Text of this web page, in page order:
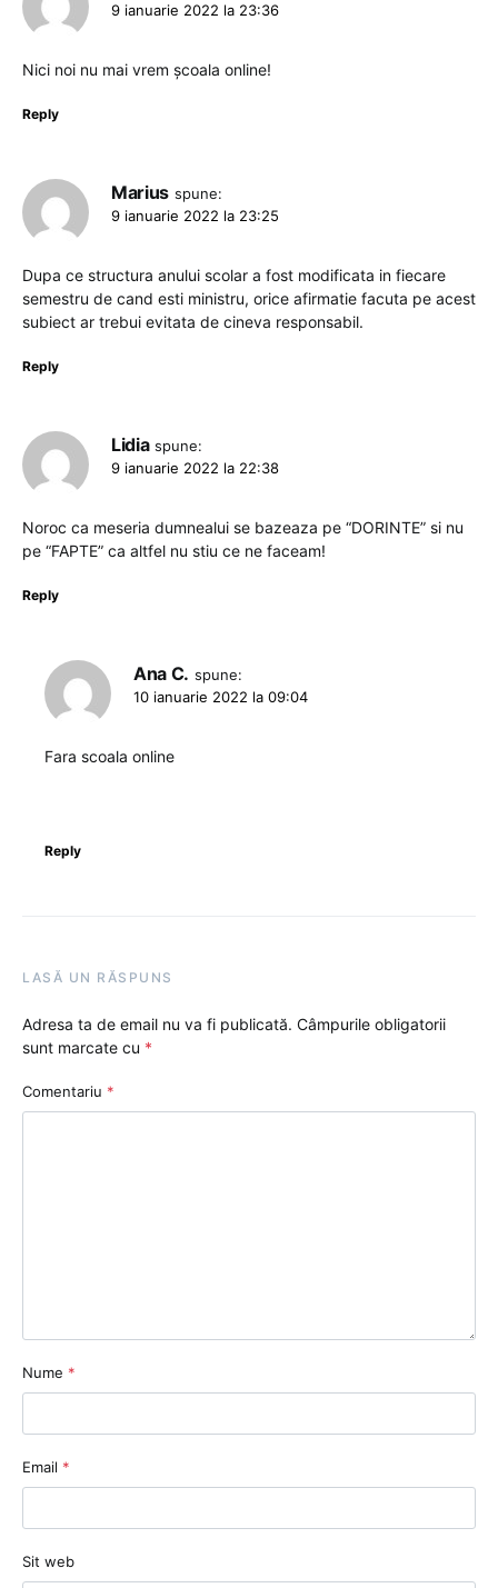
9 ianuarie 2022 la 23:36
Nici noi nu mai vrem şcoala online!
Reply
Marius spune:
9 ianuarie 2022 la 23:25
Dupa ce structura anului scolar a fost modificata in fiecare
semestru de cand esti ministru, orice afirmatie facuta pe acest
subiect ar trebui evitata de cineva responsabil.
Reply
Lidia spune:
9 ianuarie 2022 la 22:38
Noroc ca meseria dumnealui se bazeaza pe “DORINTE” si nu
pe “FAPTE” ca altfel nu stiu ce ne faceam!
Reply
Ana C. spune:
10 ianuarie 2022 la 09:04
Fara scoala online
Reply
LASĂ UN RĂSPUNS
Adresa ta de email nu va fi publicată. Câmpurile obligatorii
sunt marcate cu *
Comentariu *
Nume *
Email *
Sit web